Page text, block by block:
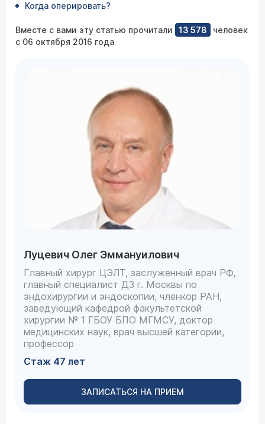
Луцевич Олег Эммануилович
Главный хирург ЦЭЛТ, заслуженный врач РФ,
главный специалист ДЗ г. Москвы по
эндохирургии и эндоскопии, членкор РАН,
заведующий кафедрой факультетской
хирургии № 1 ГБОУ БПО МГМСУ, доктор
медицинских наук, врач высшей категории,
профессор
Стаж 47 лет
ЗАПИСАТЬСЯ НА ПРИЕМ
Когда оперировать?
Вместе с вами эту статью прочитали 13 578
человек
с 06 октября 2016 года